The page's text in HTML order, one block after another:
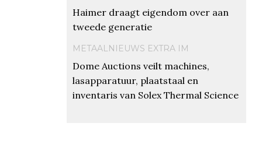
Haimer draagt eigendom over aan
tweede generatie
METAALNIEUWS EXTRA IM
Dome Auctions veilt machines,
lasapparatuur, plaatstaal en
inventaris van Solex Thermal Science